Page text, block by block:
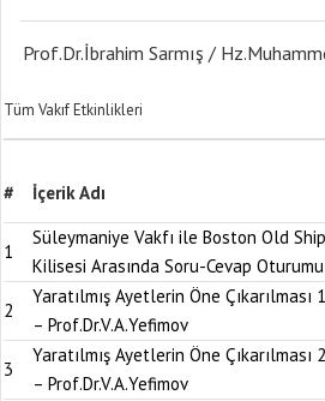
Prof.Dr.İbrahim Sarmış /
Tüm Vakıf Etkinlikleri
# İçerik Adı
1
Süleymaniye Vakfı ile Boston Old Ship
Kilisesi Arasında Soru-Cevap Oturumu
2
Yaratılmış Ayetlerin Öne Çıkarılması 1
– Prof.Dr.V.A.Yefimov
3
Yaratılmış Ayetlerin Öne Çıkarılması 2
– Prof.Dr.V.A.Yefimov